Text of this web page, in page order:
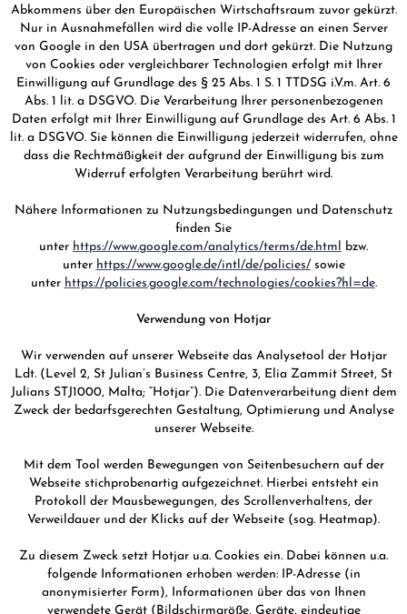
Abkommens über den Europäischen Wirtschaftsraum zuvor gekürzt.
Nur in Ausnahmefällen wird die volle IP-Adresse an einen Server
von Google in den USA übertragen und dort gekürzt. Die Nutzung
von Cookies oder vergleichbarer Technologien erfolgt mit Ihrer
Einwilligung auf Grundlage des § 25 Abs. 1 S. 1 TTDSG i.V.m. Art. 6
Abs. 1 lit. a DSGVO. Die Verarbeitung Ihrer personenbezogenen
Daten erfolgt mit Ihrer Einwilligung auf Grundlage des Art. 6 Abs. 1
lit. a DSGVO. Sie können die Einwilligung jederzeit widerrufen, ohne
dass die Rechtmäßigkeit der aufgrund der Einwilligung bis zum
Widerruf erfolgten Verarbeitung berührt wird.
Nähere Informationen zu Nutzungsbedingungen und Datenschutz
finden Sie
unter https://www.google.com/analytics/terms/de.html bzw.
unter https://www.google.de/intl/de/policies/sowie
unter https://policies.google.com/technologies/cookies?hl=de.
Verwendung von Hotjar
Wir verwenden auf unserer Webseite das Analysetool der Hotjar
Ldt. (Level 2, St Julian’s Business Centre, 3, Elia Zammit Street, St
Julians STJ1000, Malta; “Hotjar”). Die Datenverarbeitung dient dem
Zweck der bedarfsgerechten Gestaltung, Optimierung und Analyse
unserer Webseite.
Mit dem Tool werden Bewegungen von Seitenbesuchern auf der
Webseite stichprobenartig aufgezeichnet. Hierbei entsteht ein
Protokoll der Mausbewegungen, des Scrollenverhaltens, der
Verweildauer und der Klicks auf der Webseite (sog. Heatmap).
Zu diesem Zweck setzt Hotjar u.a. Cookies ein. Dabei können u.a.
folgende Informationen erhoben werden: IP-Adresse (in
anonymisierter Form), Informationen über das von Ihnen
verwendete Gerät (Bildschirmgröße, Geräte, eindeutige